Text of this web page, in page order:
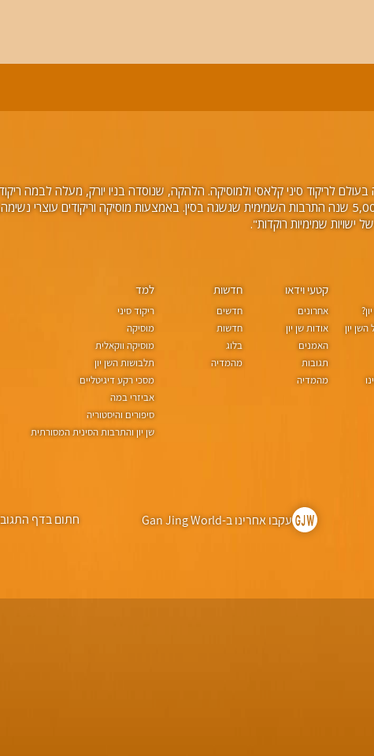
לריקוד סיני קלאסי ולמוסיקה. הלהקה, שנוסדה בניו יורק, מעלה לבמה
עלילתיים, בליווי תזמורת וזמרים סולנים. במשך 5,000 שנה התרבות השמימית שגשגה בסין. באמצעות
יון
קטעי וידאו
אחרונים
אודות שן יון
האמנים
תגובות
מהמדיה
חדשות
חדשים
חדשות
בלוג
מהמדיה
למד
ריקוד סיני
מוסיקה
מוסיקה ווקאלית
תלבושות השן יון
מסכי רקע דיגיטליים
אביזרי במה
סיפורים והיסטוריה
שן יון והתרבות הסינית המסורתית
עקבו אחרינו ב-Gan Jing World חתום בדף